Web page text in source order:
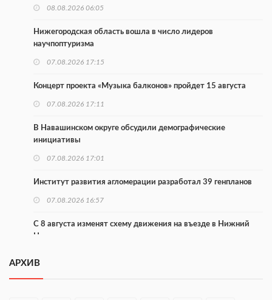
08.08.2026 06:05
Нижегородская область вошла в число лидеров
научпоптуризма
07.08.2026 17:15
Концерт проекта «Музыка балконов» пройдет 15 августа
07.08.2026 17:11
В Навашинском округе обсудили демографические
инициативы
07.08.2026 17:01
Институт развития агломерации разработал 39 генпланов
07.08.2026 16:57
С 8 августа изменят схему движения на въезде в Нижний
Новгород
В Нижегородской области прошло заседание АТК и
АРХИВ